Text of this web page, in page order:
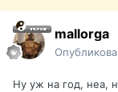
mallorga
Ну уж на год, неа,